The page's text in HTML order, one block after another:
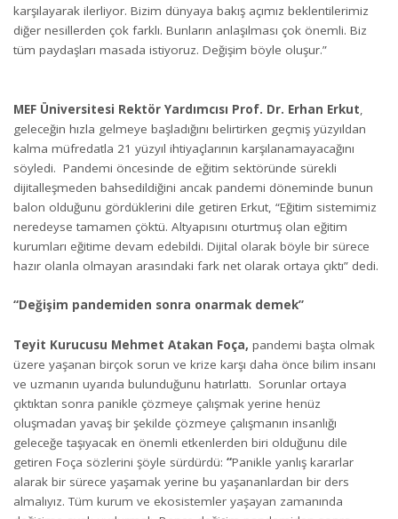
karşılayarak ilerliyor. Bizim dünyaya bakış açımız beklentilerimiz
diğer nesillerden çok farklı. Bunların anlaşılması çok önemli. Biz
tüm paydaşları masada istiyoruz. Değişim böyle oluşur.”
MEF Üniversitesi Rektör Yardımcısı Prof. Dr. Erhan Erkut
geleceğin hızla gelmeye başladığını belirtirken geçmiş yüzyıldan
kalma müfredatla 21 yüzyıl ihtiyaçlarının karşılanamayacağını
söyledi. Pandemi öncesinde de eğitim sektöründe sürekli
dijitalleşmeden bahsedildiğini ancak pandemi döneminde bunun
balon olduğunu gördüklerini dile getiren Erkut, “Eğitim sistemimiz
neredeyse tamamen çöktü. Altyapısını oturtmuş olan eğitim
kurumları eğitime devam edebildi. Dijital olarak böyle bir sürece
hazır olanla olmayan arasındaki fark net olarak ortaya çıktı” dedi.
“Değişim pandemiden sonra onarmak demek”
Teyit Kurucusu Mehmet Atakan Foça, pandemi başta olmak
üzere yaşanan birçok sorun ve krize karşı daha önce bilim insanı
ve uzmanın uyarıda bulunduğunu hatırlattı. Sorunlar ortaya
çıktıktan sonra panikle çözmeye çalışmak yerine henüz
oluşmadan yavaş bir şekilde çözmeye çalışmanın insanlığı
geleceğe taşıyacak en önemli etkenlerden biri olduğunu dile
getiren Foça sözlerini şöyle sürdürdü: “Panikle yanlış kararlar
alarak bir sürece yaşamak yerine bu yaşananlardan bir ders
almalıyız. Tüm kurum ve ekosistemler yaşayan zamanında